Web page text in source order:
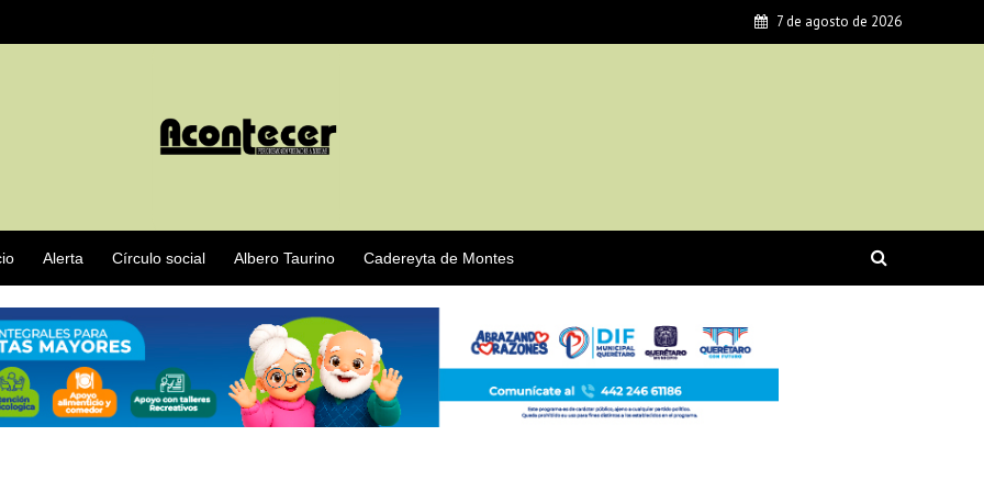
7 de agosto de 2026
Alerta Círculo social Albero Taurino Cadereyta de Montes